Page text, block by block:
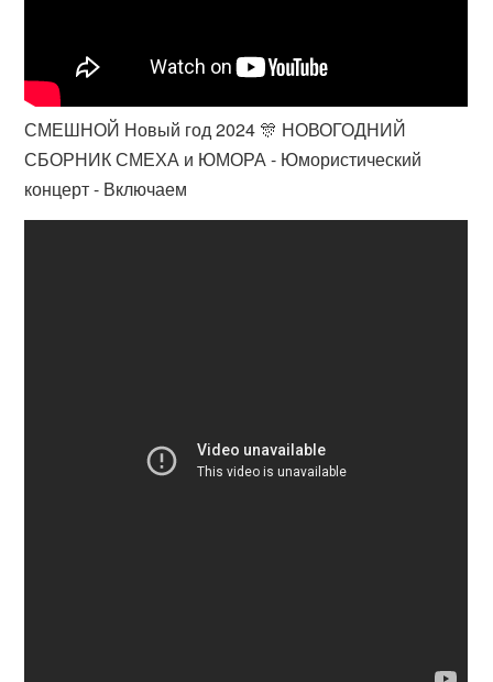
СМЕШНОЙ Новый год 2024 🎊 НОВОГОДНИЙ
СБОРНИК СМЕХА и ЮМОРА - Юмористический
концерт - Включаем